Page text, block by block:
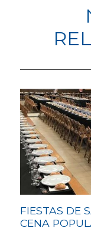
FIESTAS DE
CENA